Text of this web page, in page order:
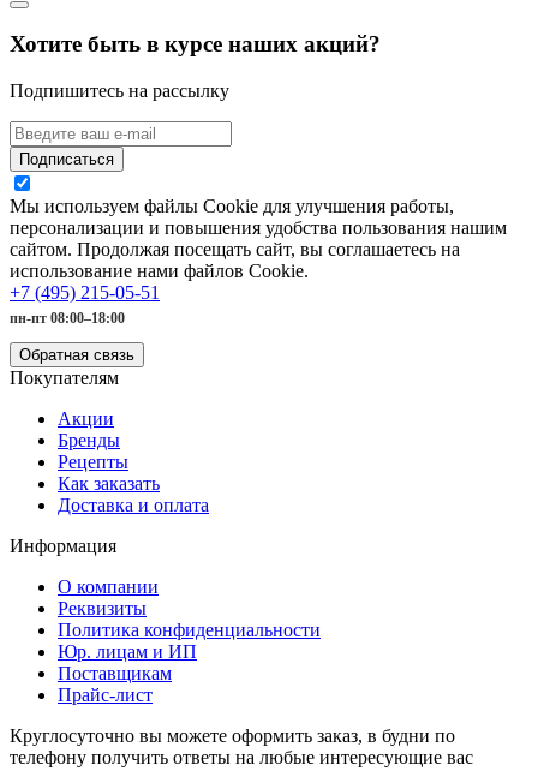
Хотите быть в курсе наших акций?
Подпишитесь на рассылку
Подписаться
Мы используем файлы Cookie для улучшения работы,
персонализации и повышения удобства пользования нашим
сайтом. Продолжая посещать сайт, вы соглашаетесь на
использование нами файлов Cookie.
+7 (495) 215-05-51
пн-пт 08:00–18:00
Обратная связь
Покупателям
Акции
Бренды
Рецепты
Как заказать
Доставка и оплата
Информация
О компании
Реквизиты
Политика конфиденциальности
Юр. лицам и ИП
Поставщикам
Прайс-лист
Круглосуточно вы можете оформить заказ, в будни по
телефону получить ответы на любые интересующие вас